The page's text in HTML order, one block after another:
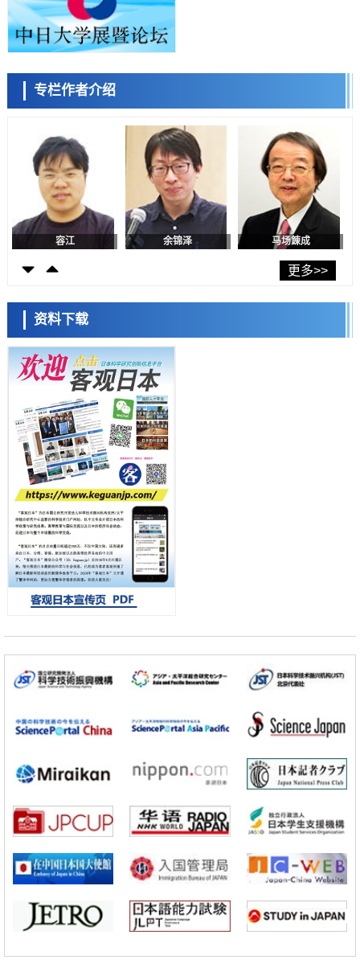
东京都产技研采用新手法开发出可稳定工作至300℃的介电材料，已验
证电容器可在汽车发动机等高温环境下工作
经济・社会
日本生成式AI使用者占比一年内翻倍，但与中美德仍有较大差距
政策
日本修订首都直下型地震紧急对策：目标为死亡人数至少减半，重点强
化火灾防控
福井大学发现细胞记忆过往并抑制反应的机制，阐明即便DNA相同反应
迥异之谜
科学研究
神户大学确认口服癌症疫苗B440单药给药的安全性，在转移性尿路上皮
癌患者中开展临床试验
日本发布《令和8年版科学技术与创新白皮书》，解读第七期基本计划
首年度政策方向
科学研究
东京大学发现可诱导细胞死亡的新型信使物质
东京都健康长寿医疗中心跨器官揭示衰老过程中的糖链变化
科学研究
产总研无需石油利用松脂制备石墨前驱体，可作为电池电极材料
科学研究
东京大学和海上保安厅等发现南海海槽沿线板块边界锁定状态存在区域
差异
政策
日本第2次医疗研究开发调整费，根据一线实际情况和需求分配99.3亿
日元
科学研究
千叶大学鉴定出导致难治性疾病“肺高血压症”恶化的蛋白质“MYL9/12”，
会引发血管结构恶化
科学研究
京都大学高效生成光的构成单元“光子”，可应用于量子计算机
科学研究
开发出300亿年仅误差1秒的光晶格钟，构建网络将其打造为下一代社会
基础设施
经济・社会
科学研究
带大量基因的人工细胞
政策
展研究
科学研究
京都大学高效生成光的构成单元“光子”，可应用于量子计算机
科学研究
开发出300亿年仅误差1秒的光晶格钟，构建网络将其打造为下一代社会
经济・社会
日本成立“以人为本AI联盟”——力争借助AI拓展社会公众创造力，依托
科学研究
大阪大学开发出膜脂质可视化工具，使脂质探针的高效开发成为可能
专栏作者介绍
陈小牧 李鸥 安宁
容江 余锦泽 马场錬成
日本科学未来馆 科学交
流员
小岩井忠道 泷川 进
更多>>
资料下载